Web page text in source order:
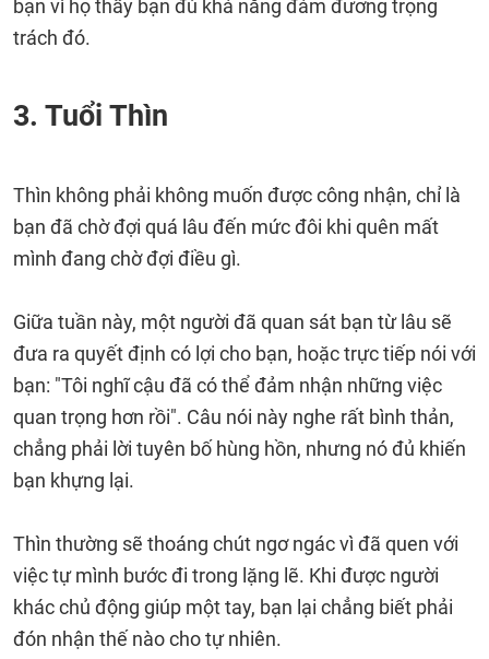
bạn vì họ thấy bạn đủ khả năng đảm đương trọng
trách đó.
3. Tuổi Thìn
Thìn không phải không muốn được công nhận, chỉ là
bạn đã chờ đợi quá lâu đến mức đôi khi quên mất
mình đang chờ đợi điều gì.
Giữa tuần này, một người đã quan sát bạn từ lâu sẽ
đưa ra quyết định có lợi cho bạn, hoặc trực tiếp nói với
bạn: "Tôi nghĩ cậu đã có thể đảm nhận những việc
quan trọng hơn rồi". Câu nói này nghe rất bình thản,
chẳng phải lời tuyên bố hùng hồn, nhưng nó đủ khiến
bạn khựng lại.
Thìn thường sẽ thoáng chút ngơ ngác vì đã quen với
việc tự mình bước đi trong lặng lẽ. Khi được người
khác chủ động giúp một tay, bạn lại chẳng biết phải
đón nhận thế nào cho tự nhiên.